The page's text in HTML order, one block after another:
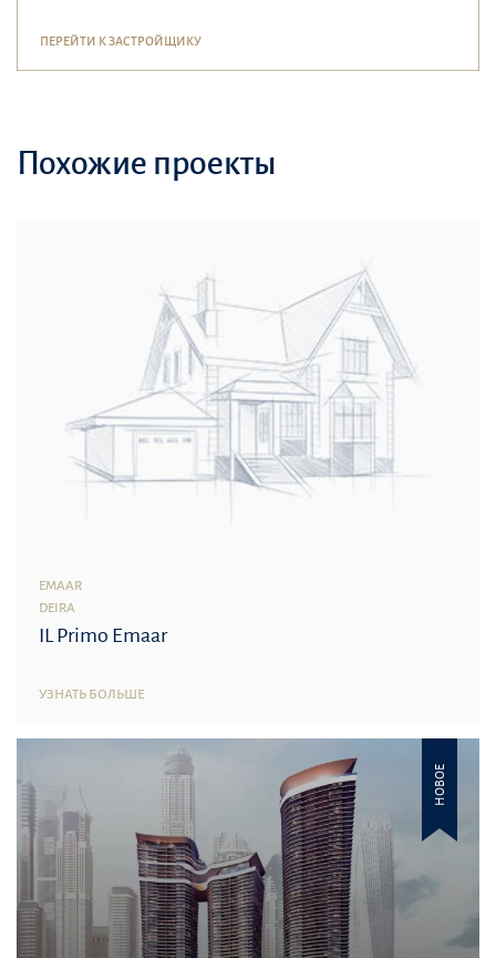
ПЕРЕЙТИ К ЗАСТРОЙЩИКУ
Похожие проекты
EMAAR
DEIRA
IL Primo Emaar
УЗНАТЬ БОЛЬШЕ
НОВОЕ